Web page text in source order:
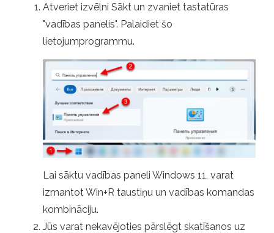
Atveriet izvēlni Sākt un zvaniet tastatūras
"vadības panelis". Palaidiet šo
lietojumprogrammu.
Lai sāktu vadības paneli Windows 11, varat
izmantot Win+R taustiņu un vadības komandas
kombināciju.
Jūs varat nekavējoties pārslēgt skatīšanos uz